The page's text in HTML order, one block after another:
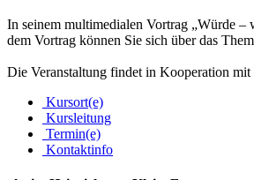
In seinem multimedialen Vortrag „Würde
dem Vortrag können Sie sich über das
Die Veranstaltung findet in Kooperation
Kursort(e)
Kursleitung
Termin(e)
Kontaktinfo